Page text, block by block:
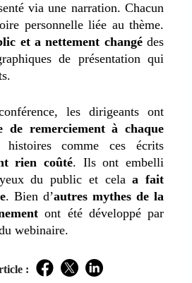
via une narration. Chacun
personnelle liée au thème.
et a nettement changédes
de présentation qui
les dirigeants ont
de remerciement à chaque
comme ces écrits
rien coûté. Ils ont embelli
yeux du public et celaa fait
. Bien d’autres mythes de la
ont été développé par
webinaire.
: Facebook
TwitterLinkedIn